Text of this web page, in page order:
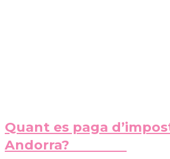
Quant es paga
Andorra?